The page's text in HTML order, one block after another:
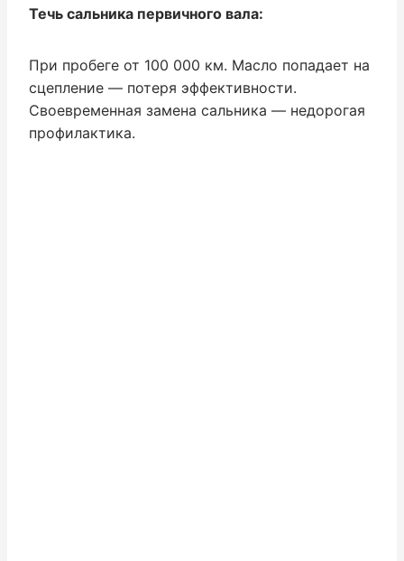
Течь сальника первичного вала:
При пробеге от 100 000 км. Масло попадает на
сцепление — потеря эффективности.
Своевременная замена сальника — недорогая
профилактика.